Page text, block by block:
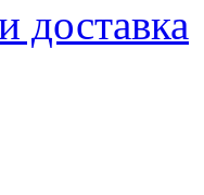
доставка